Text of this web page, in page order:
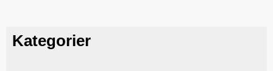
Kategorier